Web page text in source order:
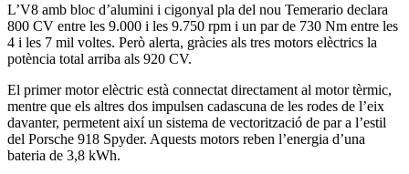
L’V8 amb bloc d’alumini i cigonyal pla del nou Temerario declara
800 CV entre les 9.000 i les 9.750 rpm i un par de 730 Nm entre les
4 i les 7 mil voltes. Però alerta, gràcies als tres motors elèctrics la
potència total arriba als 920 CV.
El primer motor elèctric està connectat directament al motor tèrmic,
mentre que els altres dos impulsen cadascuna de les rodes de l’eix
davanter, permetent així un sistema de vectorització de par a l’estil
del Porsche 918 Spyder. Aquests motors reben l’energia d’una
bateria de 3,8 kWh.